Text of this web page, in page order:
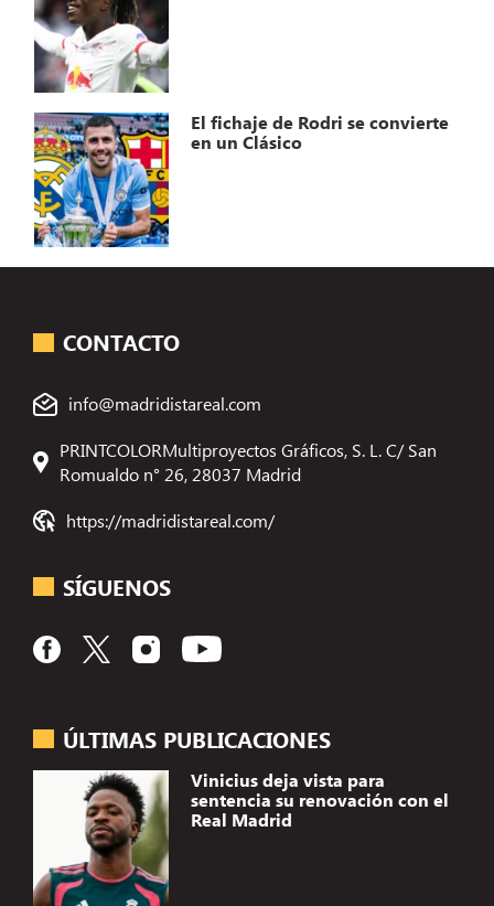
El fichaje de Rodri se convierte
en un Clásico
ÚLTIMAS PUBLICACIONES
Vinicius deja vista para
sentencia su renovación con el
Real Madrid
CONTACTO
info@madridistareal.com
PRINTCOLORMultiproyectos Gráficos, S. L. C/ San
Romualdo n° 26, 28037 Madrid
https://madridistareal.com/
SÍGUENOS